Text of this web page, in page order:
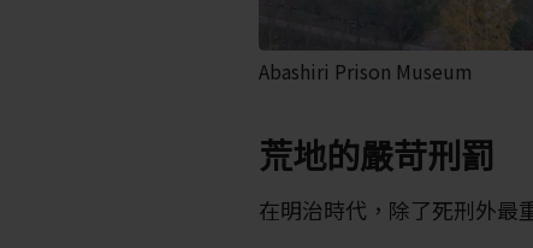
Abashiri Prison Museum
荒地的嚴苛刑罰
在明治時代，除了死刑外最